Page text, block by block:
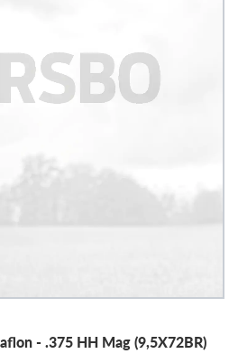
- .375 HH Mag (9,5X72BR)